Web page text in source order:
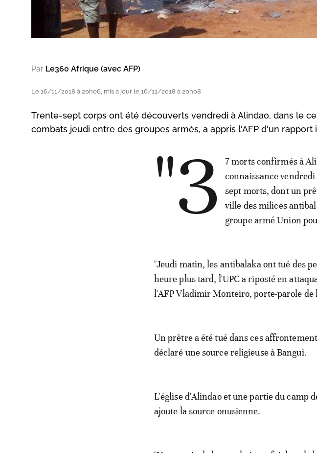
Par Le360 Afrique (avec AFP)
Le 16/11/2018 à 20h06, mis à jour le 16/11/2018 à 20h08
Trente-sept corps ont été découverts vendredi à Alindao, dans le
combats jeudi entre des groupes armés, a appris l'AFP d'un rapport
"3
7 morts confirmés à
connaissance
sept morts, dont un
ville des milices
groupe armé Union
"Jeudi matin, les antibalaka ont tué des
heure plus tard, l'UPC a riposté en
l'AFP Vladimir Monteiro, porte-parole de
Un prêtre a été tué dans ces
déclaré une source religieuse à Bangui.
L'église d'Alindao et une partie du camp
ajoute la source onusienne.